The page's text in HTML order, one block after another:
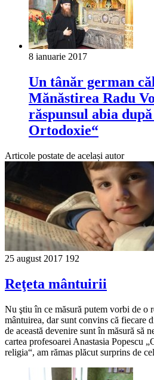
8 ianuarie 2017
Un tânăr german
Mănăstirea Radu
răspunsul abia
Ortodoxie“
Articole postate de același autor
25 august 2017 192
Reţeta mântuirii
Nu ştiu în ce măsură putem vorbi de o
mântuirea, dar sunt convins că fiecare
de această devenire sunt în măsură să
cartea profesoarei Anastasia Popescu
religia“, am rămas plăcut surprins de